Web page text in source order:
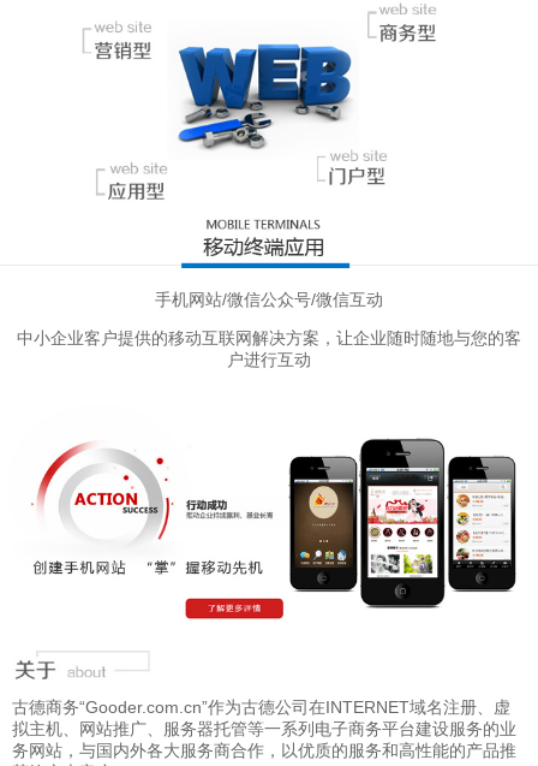
手机网站/微信公众号/微信互动
中小企业客户提供的移动互联网解决方案，让企业随时随地与您的客
户进行互动
古德商务“Gooder.com.cn”作为古德公司在INTERNET域名注册、虚
拟主机、网站推广、服务器托管等一系列电子商务平台建设服务的业
务网站，与国内外各大服务商合作，以优质的服务和高性能的产品推